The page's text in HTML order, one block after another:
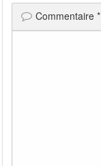
Commentaire*